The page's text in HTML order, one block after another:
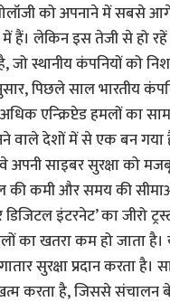
को अपनाने में सबसे
हैं। लेकिन इस तेजी से हो
जो स्थानीय कंपनियों को
पिछले साल भारतीय
एन्क्रिप्टेड हमलों का
वाले देशों में से एक बन गया
अपनी साइबर सुरक्षा को
की कमी और समय की
इंटरनेट’ का जीरो
का खतरा कम हो जाता है।
सुरक्षा प्रदान करता है।
करता है, जिससे संचालन